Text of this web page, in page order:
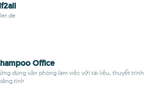
Office
dụng văn phòng làm việc với tài liệu, thuyết trình
tính